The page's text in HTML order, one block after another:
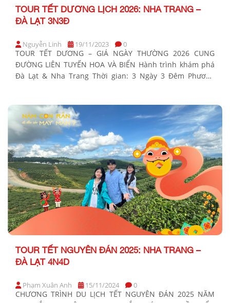
TOUR TẾT DƯƠNG LỊCH 2026: NHA TRANG –
ĐÀ LẠT 3N3Đ
Nguyễn Linh 19/11/2023 0
TOUR TẾT DƯƠNG – GIÁ NGÀY THƯỜNG 2026 CUNG
ĐƯỜNG LIÊN TUYẾN HOA VÀ BIỂN Hành trình khám phá
Đà Lạt & Nha Trang Thời gian: 3 Ngày 3 Đêm Phương
KHÁCH HÀNG GIÁ TOUR […]
TOUR TẾT NGUYÊN ĐÁN 2025: NHA TRANG –
ĐÀ LẠT 4N4D
Phạm Xuân Anh 15/11/2024 0
CHƯƠNG TRÌNH DU LỊCH TẾT NGUYÊN ĐÁN 2025 NĂM